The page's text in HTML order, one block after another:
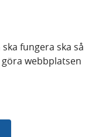
fungera ska så
webbplatsen